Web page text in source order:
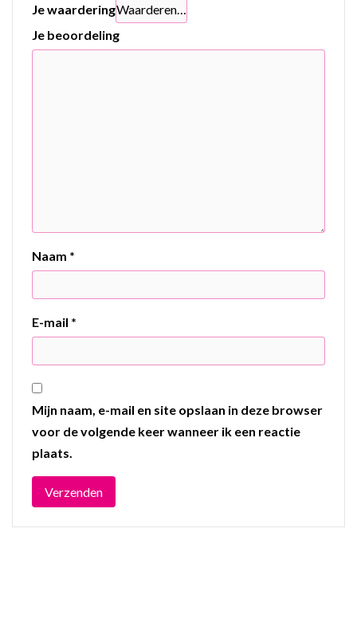
Je waardering
Je beoordeling
Naam *
E-mail *
Mijn naam, e-mail en site opslaan in deze browser
voor de volgende keer wanneer ik een reactie
plaats.